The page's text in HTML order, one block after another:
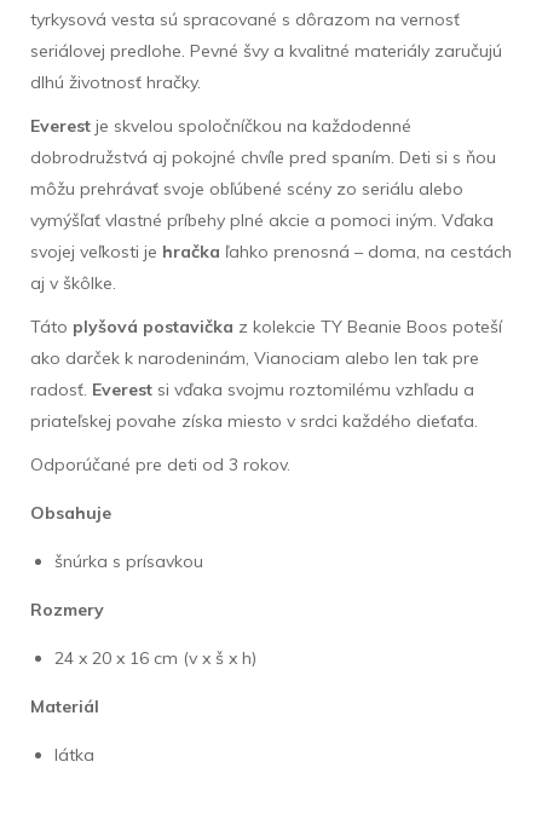
tyrkysová vesta sú spracované s dôrazom na vernosť
seriálovej predlohe. Pevné švy a kvalitné materiály zaručujú
dlhú životnosť hračky.
Everest je skvelou spoločníčkou na každodenné
dobrodružstvá aj pokojné chvíle pred spaním. Deti si s ňou
môžu prehrávať svoje obľúbené scény zo seriálu alebo
vymýšľať vlastné príbehy plné akcie a pomoci iným. Vďaka
svojej veľkosti je hračka ľahko prenosná – doma, na cestách
aj v škôlke.
Táto plyšová postavička z kolekcie TY Beanie Boos poteší
ako darček k narodeninám, Vianociam alebo len tak pre
radosť. Everest si vďaka svojmu roztomilému vzhľadu a
priateľskej povahe získa miesto v srdci každého dieťaťa.
Odporúčané pre deti od 3 rokov.
Obsahuje
šnúrka s prísavkou
Rozmery
24 x 20 x 16 cm (v x š x h)
Materiál
látka